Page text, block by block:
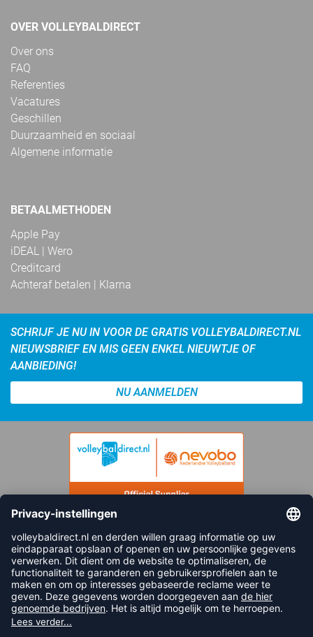
OVER VOLLEYBALDIRECT
Over ons
FAQ
Referenties
Vacatures
Geschillen
Duurzaamheid en sociaal
Algemene informatie
BETAALMETHODEN
Apple Pay
iDEAL | Wero
Creditcard
Achteraf betalen | Klarna
SCHRIJF JE NU IN VOOR DE GRATIS VOLLEYBALDIRECT.NL
NIEUWSBRIEF EN MIS GEEN ENKEL NIEUWTJE OF
AANBIEDING!
NU AANMELDEN
FOLLOW US